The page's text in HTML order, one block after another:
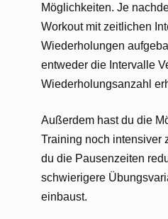
Möglichkeiten. Je
Workout mit zeitlichen
Wiederholungen
entweder die Intervalle
Wiederholungsanzahl
Außerdem hast du die
Training noch intensiver
du die Pausenzeiten
schwierigere
einbaust.